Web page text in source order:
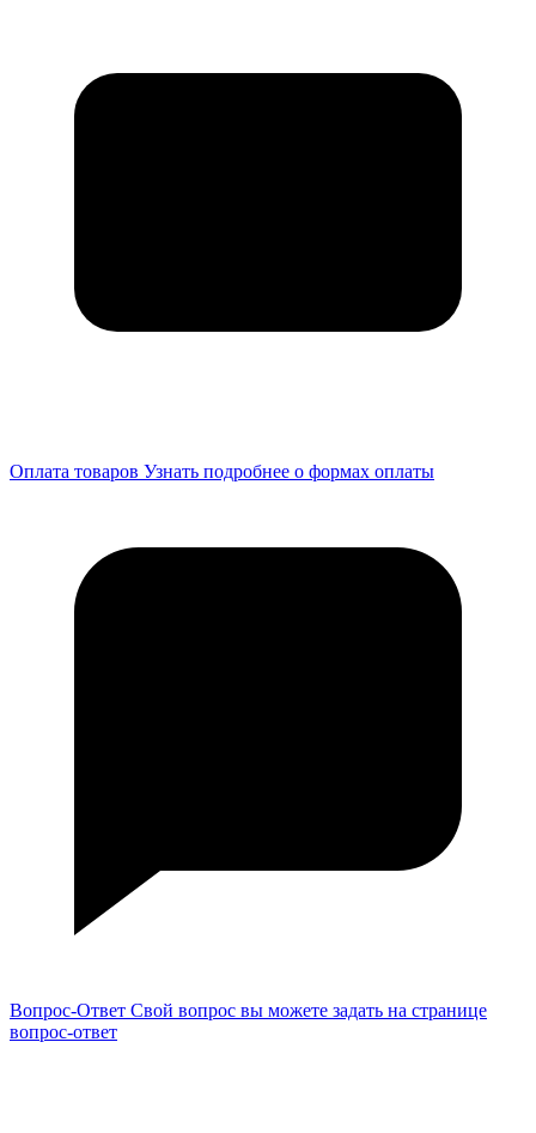
Оплата товаров Узнать подробнее о формах оплаты
Вопрос-Ответ Свой вопрос вы можете задать на странице
вопрос-ответ